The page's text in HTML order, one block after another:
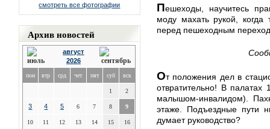
смотреть все фотографии
Архив новостей
август
2026
пон втр срд чет пят суб вск
1 2
3 4 5 6 7 8 9
10 11 12 13 14 15 16
Пешеходы, научитесь
моду махать рукой, когда
перед пешеходным
От положения дел в
отвратительно! В
малышом-инвалидом).
этаже. Подъездные пути
думает руководство?